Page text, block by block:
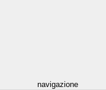
navigazione